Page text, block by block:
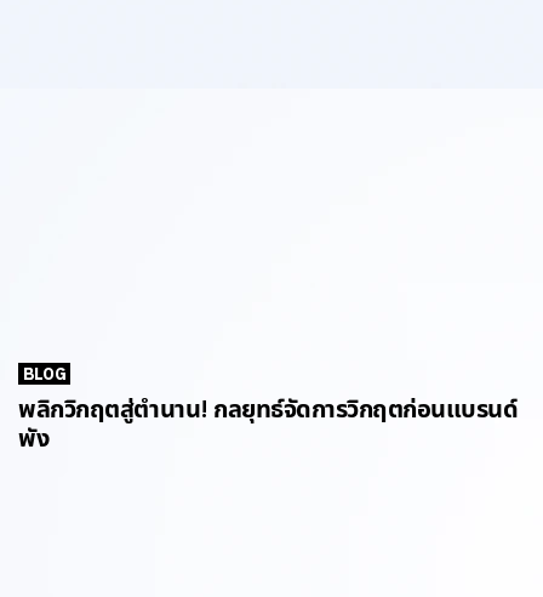
BLOG
พลิกวิกฤตสู่ตำนาน! กลยุทธ์จัดการวิกฤตก่อนแบรนด์
พัง